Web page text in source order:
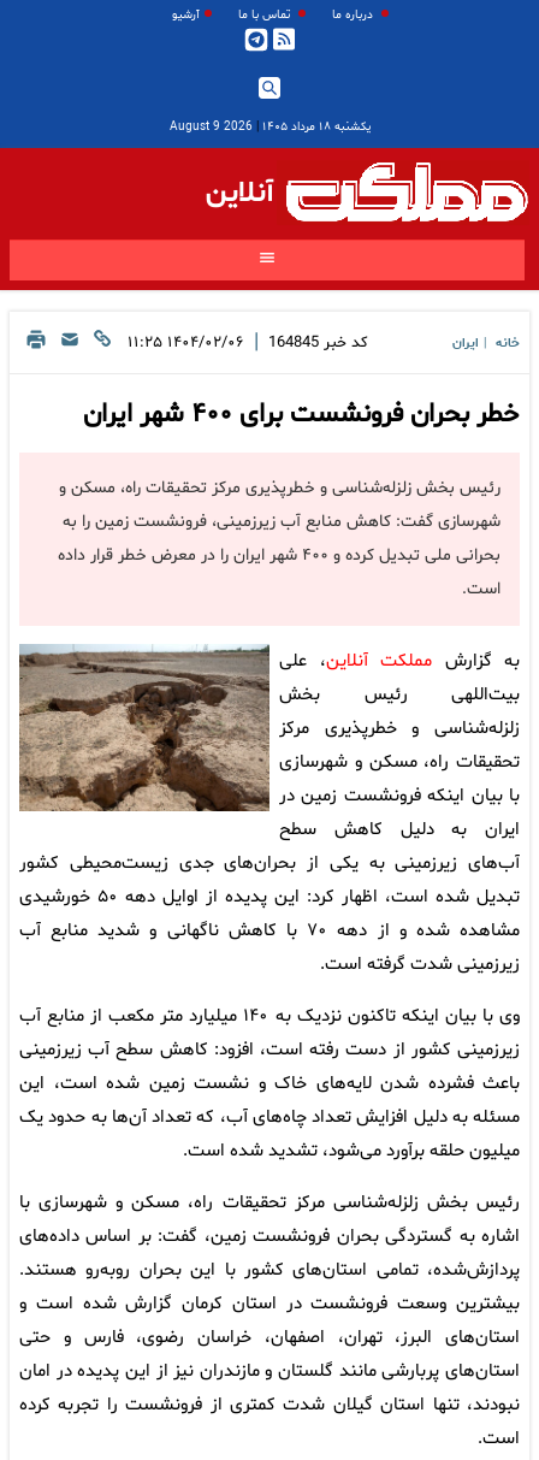
درباره ما تماس با ما آرشیو
یکشنبه ۱۸ مرداد ۱۴۰۵ |
2026 August 9
آنلاین
خانه ایران کد خبر 164845
| ۱۴۰۴/۰۲/۰۶ ۱۱:۲۵
خطر بحران فرونشست برای ۴۰۰ شهر ایران
رئیس بخش زلزله‌شناسی و خطرپذیری مرکز تحقیقات راه، مسکن و
شهرسازی گفت: کاهش منابع آب زیرزمینی، فرونشست زمین را به
بحرانی ملی تبدیل کرده و ۴۰۰ شهر ایران را در معرض خطر قرار داده
است.
به گزارش مملکت آنلاین، علی
بیت‌اللهی رئیس بخش
زلزله‌شناسی و خطرپذیری مرکز
تحقیقات راه، مسکن و شهرسازی
با بیان اینکه فرونشست زمین در
ایران به دلیل کاهش سطح
آب‌های زیرزمینی به یکی از بحران‌های جدی زیست‌محیطی کشور
تبدیل شده است، اظهار کرد: این پدیده از اوایل دهه ۵۰ خورشیدی
مشاهده شده و از دهه ۷۰ با کاهش ناگهانی و شدید منابع آب
زیرزمینی شدت گرفته است.
وی با بیان اینکه تاکنون نزدیک به ۱۴۰ میلیارد متر مکعب از منابع آب
زیرزمینی کشور از دست رفته است، افزود: کاهش سطح آب زیرزمینی
باعث فشرده شدن لایه‌های خاک و نشست زمین شده است، این
مسئله به دلیل افزایش تعداد چاه‌های آب، که تعداد آن‌ها به حدود یک
میلیون حلقه برآورد می‌شود، تشدید شده است.
رئیس بخش زلزله‌شناسی مرکز تحقیقات راه، مسکن و شهرسازی با
اشاره به گستردگی بحران فرونشست زمین، گفت: بر اساس داده‌های
پردازش‌شده، تمامی استان‌های کشور با این بحران روبه‌رو هستند.
بیشترین وسعت فرونشست در استان کرمان گزارش شده است و
استان‌های البرز، تهران، اصفهان، خراسان رضوی، فارس و حتی
استان‌های پربارشی مانند گلستان و مازندران نیز از این پدیده در امان
نبودند، تنها استان گیلان شدت کمتری از فرونشست را تجربه کرده
است.